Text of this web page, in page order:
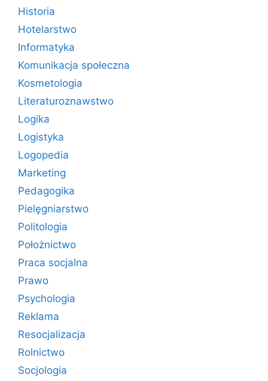
Historia
Hotelarstwo
Informatyka
Komunikacja społeczna
Kosmetologia
Literaturoznawstwo
Logika
Logistyka
Logopedia
Marketing
Pedagogika
Pielęgniarstwo
Politologia
Położnictwo
Praca socjalna
Prawo
Psychologia
Reklama
Resocjalizacja
Rolnictwo
Socjologia